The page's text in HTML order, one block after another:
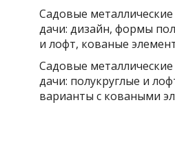
Садовые металлические
дачи: дизайн, формы
и лофт, кованые
Садовые металлические
дачи: полукруглые и
варианты с коваными